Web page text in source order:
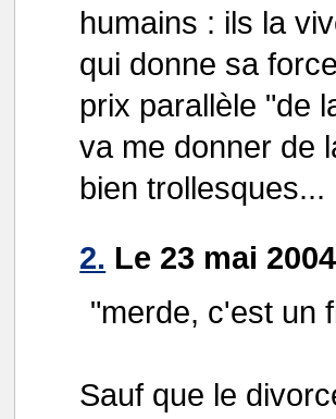
humains : ils la
qui donne sa
prix parallèle "de
va me donner de
bien trollesques...
2. Le 23 mai
"merde, c'est un
Sauf que le